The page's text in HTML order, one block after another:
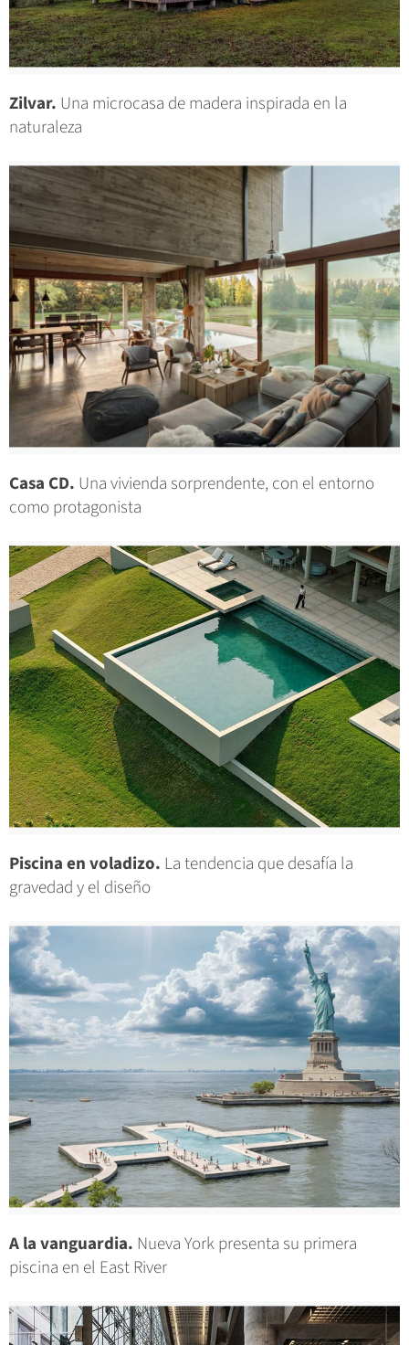
Zilvar. Una microcasa de madera inspirada en la
naturaleza
Casa CD. Una vivienda sorprendente, con el entorno
como protagonista
Piscina en voladizo. La tendencia que desafía la
gravedad y el diseño
A la vanguardia. Nueva York presenta su primera
piscina en el East River